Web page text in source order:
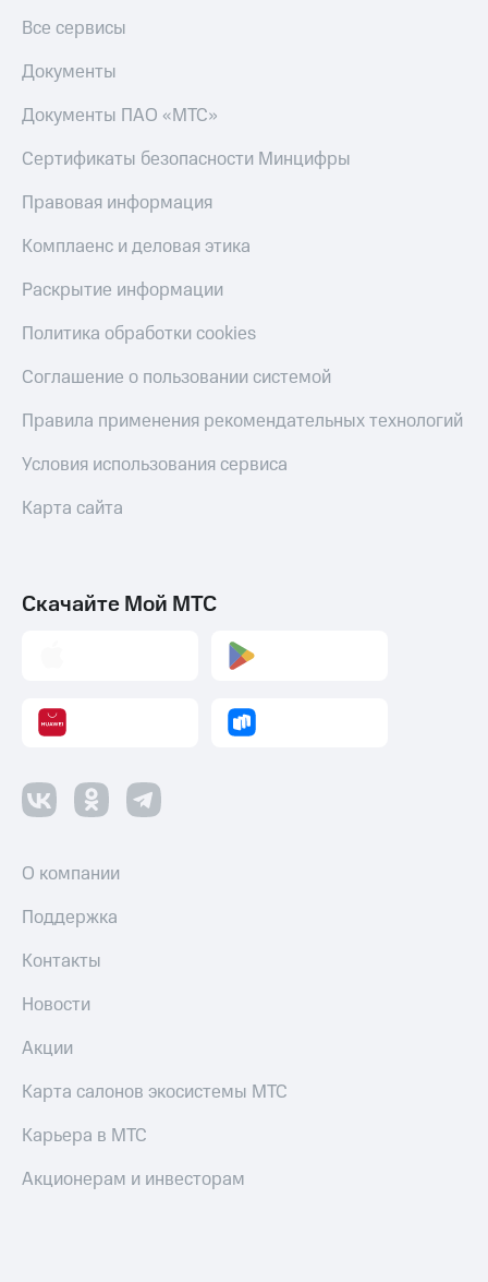
Все сервисы
Документы
Документы ПАО «МТС»
Сертификаты безопасности Минцифры
Правовая информация
Комплаенс и деловая этика
Раскрытие информации
Политика обработки cookies
Соглашение о пользовании системой
Правила применения рекомендательных технологий
Условия использования сервиса
Карта сайта
Скачайте Мой МТС
О компании
Поддержка
Контакты
Новости
Акции
Карта салонов экосистемы МТС
Карьера в МТС
Акционерам и инвесторам